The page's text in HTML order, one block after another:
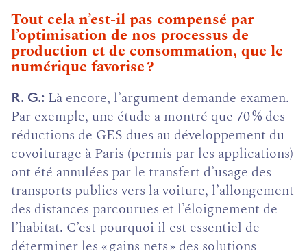
Tout cela n’est-il pas compensé par
l’optimisation de nos processus de
production et de consommation, que le
numérique favorise ?
R. G. Là encore, l’argument demande examen.
Par exemple, une étude a montré que 70 % des
réductions de GES dues au développement du
covoiturage à Paris (permis par les applications)
ont été annulées par le transfert d’usage des
transports publics vers la voiture, l’allongement
des distances parcourues et l’éloignement de
l’habitat. C’est pourquoi il est essentiel de
déterminer les « gains nets » des solutions